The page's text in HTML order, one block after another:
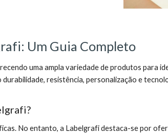
Um Guia Completo
uma ampla variedade de produtos para
resistência, personalização e
No entanto, a Labelgrafi destaca-se por